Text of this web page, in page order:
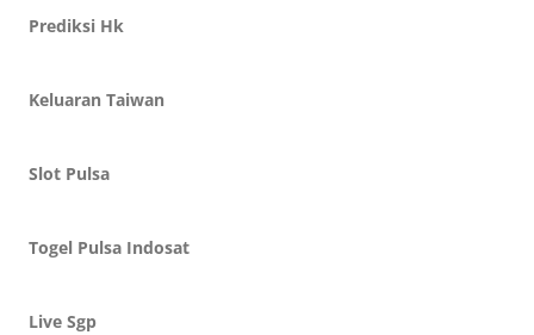
Prediksi Hk
Keluaran Taiwan
Slot Pulsa
Togel Pulsa Indosat
Live Sgp